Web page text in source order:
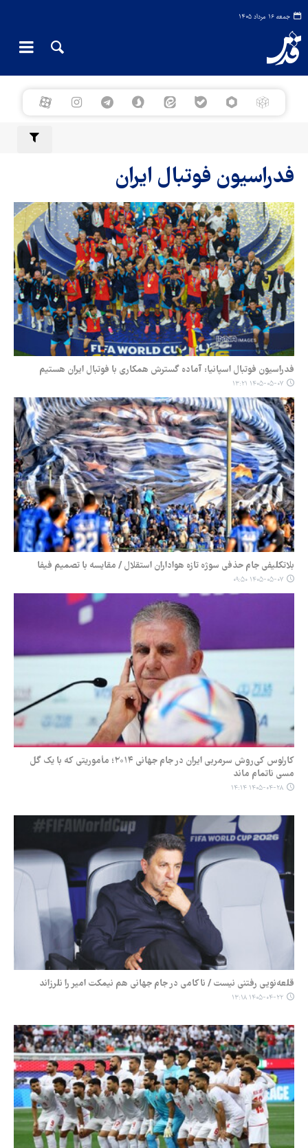
جمعه ۱۶ مرداد ۱۴۰۵
فدراسیون فوتبال ایران
فدراسیون فوتبال اسپانیا: آماده گسترش همکاری با فوتبال ایران هستیم
۱۴۰۵-۰۵-۰۷ ۱۳:۲۱
بلاتکلیفی جام حذفی سوژه تازه هواداران استقلال / مقایسه با تصمیم فیفا
۱۴۰۵-۰۵-۰۷ ۰۹:۵۰
کارلوس کی‌روش سرمربی ایران در جام جهانی ۲۰۱۴؛ مأموریتی که با یک گل
مسی ناتمام ماند
۱۴۰۵-۰۴-۲۸ ۱۴:۱۴
قلعه‌نویی رفتنی نیست / ناکامی در جام جهانی هم نیمکت امیر را نلرزاند
۱۴۰۵-۰۴-۲۲ ۱۳:۱۸